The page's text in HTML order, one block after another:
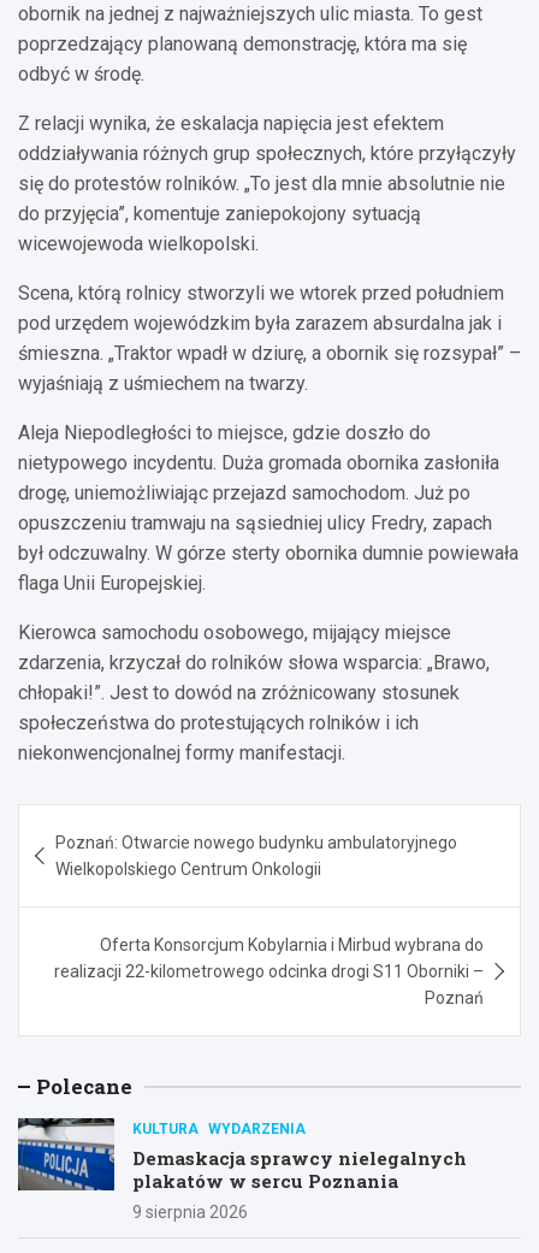
obornik na jednej z najważniejszych ulic miasta. To gest
poprzedzający planowaną demonstrację, która ma się
odbyć w środę.
Z relacji wynika, że eskalacja napięcia jest efektem
oddziaływania różnych grup społecznych, które przyłączyły
się do protestów rolników. „To jest dla mnie absolutnie nie
do przyjęcia”, komentuje zaniepokojony sytuacją
wicewojewoda wielkopolski.
Scena, którą rolnicy stworzyli we wtorek przed południem
pod urzędem wojewódzkim była zarazem absurdalna jak i
śmieszna. „Traktor wpadł w dziurę, a obornik się rozsypał” –
wyjaśniają z uśmiechem na twarzy.
Aleja Niepodległości to miejsce, gdzie doszło do
nietypowego incydentu. Duża gromada obornika zasłoniła
drogę, uniemożliwiając przejazd samochodom. Już po
opuszczeniu tramwaju na sąsiedniej ulicy Fredry, zapach
był odczuwalny. W górze sterty obornika dumnie powiewała
flaga Unii Europejskiej.
Kierowca samochodu osobowego, mijający miejsce
zdarzenia, krzyczał do rolników słowa wsparcia: „Brawo,
chłopaki!”. Jest to dowód na zróżnicowany stosunek
społeczeństwa do protestujących rolników i ich
niekonwencjonalnej formy manifestacji.
wpisu
Poznań: Otwarcie nowego budynku ambulatoryjnego
Wielkopolskiego Centrum Onkologii
Oferta Konsorcjum Kobylarnia i Mirbud wybrana do
realizacji 22-kilometrowego odcinka drogi S11 Oborniki –
Poznań
Polecane
KULTURA WYDARZENIA
Demaskacja sprawcy nielegalnych
plakatów w sercu Poznania
9 sierpnia 2026